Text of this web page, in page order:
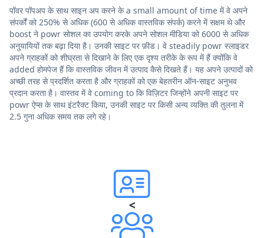
पॉवर पॉपअप के साथ साइन अप करने के a small amount of time में वे अपने
संपर्कों को 250% से अधिक (600 से अधिक वास्तविक संपर्क) करने में सक्षम थे और
boost ने powr सोशल का उपयोग करके अपने सोशल मीडिया को 6000 से अधिक
अनुयायियों तक बढ़ा दिया है। उनकी साइट पर फ़ीड। वे steadily powr स्लाइडर
अपने ग्राहकों को शीघ्रता से दिखाने के लिए एक दृश्य तरीके के रूप में हैं क्योंकि वे
added होमपेज हैं कि वास्तविक जीवन में उत्पाद कैसे दिखते हैं। यह अपने उत्पादों को
अच्छी तरह से प्रदर्शित करता है और ग्राहकों को एक बेहतरीन ऑन-साइट अनुभव
प्रदान करता है। वास्तव में वे coming to कि विज़िटर जिन्होंने अपनी साइट पर
powr ऐप्स के साथ इंटरैक्ट किया, उनकी साइट पर किसी अन्य व्यक्ति की तुलना में
2.5 गुना अधिक समय तक लगे रहे।
<